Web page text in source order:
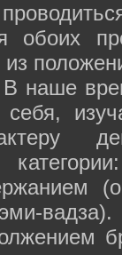
обоих
наше